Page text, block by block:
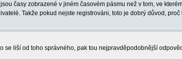
časy zobrazené v jiném časovém pásmu než v tom, ve
Takže pokud nejste registrováni, toto je dobrý důvod, proč
se liší od toho správného, pak tou nejpravděpodobnější